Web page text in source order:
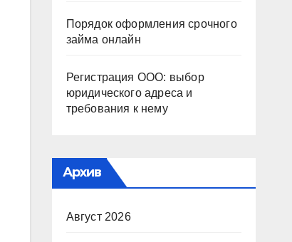
Порядок оформления срочного
займа онлайн
Регистрация ООО: выбор
юридического адреса и
требования к нему
Архив
Август 2026